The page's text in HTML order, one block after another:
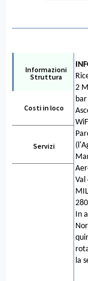
Informazioni
Struttura
Costi in loco
Servizi
2
Val
In
la